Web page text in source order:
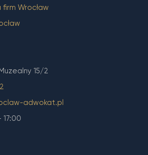
Wrocław
15/2
adwokat.pl
17:00